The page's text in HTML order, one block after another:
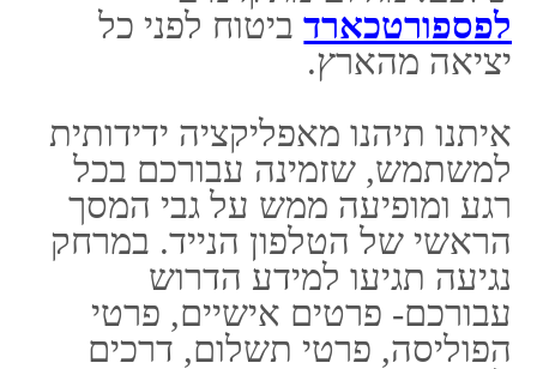
ותקבלו שירות מיידי, אדיב והכי
חשוב זריז. כשאנחנו זקוקים לעזרה
בזמן שאנחנו בחו"ל, כל דקה היא
ובין אם מבחינה כלכלית.
אנחנו מעניקים חשיבות מלאה
וגבוהה לכך שבעת חירום אין זמן
לבזבז, ועל כן חרטנו על דגלנו את
עיקרון המענה המהיר לכל פנייה.
כשאתם בוחרים בפספורטכארד,
אתם נהנים ממשפחה גם בחו"ל
החולקת את האינטרסים שלכם
ושומרת עליכם בכל אמצעי.